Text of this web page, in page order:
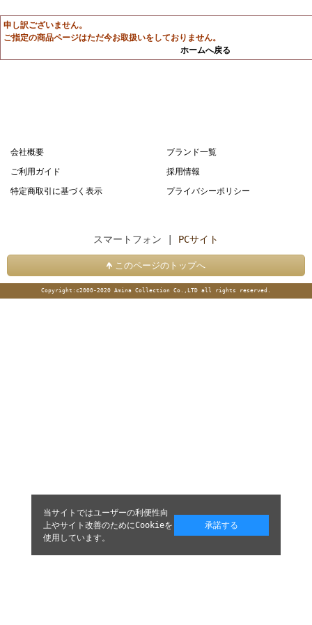
申し訳ございません。
ご指定の商品ページはただ今お取扱いをしておりません。
ホームへ戻る
会社概要
ブランド一覧
ご利用ガイド
採用情報
特定商取引に基づく表示
プライバシーポリシー
スマートフォン | PCサイト
このページのトップへ
Copyright:c2000-2020 Amina Collection Co.,LTD all rights reserved.
当サイトではユーザーの利便性向
上やサイト改善のためにCookieを
使用しています。
承諾する